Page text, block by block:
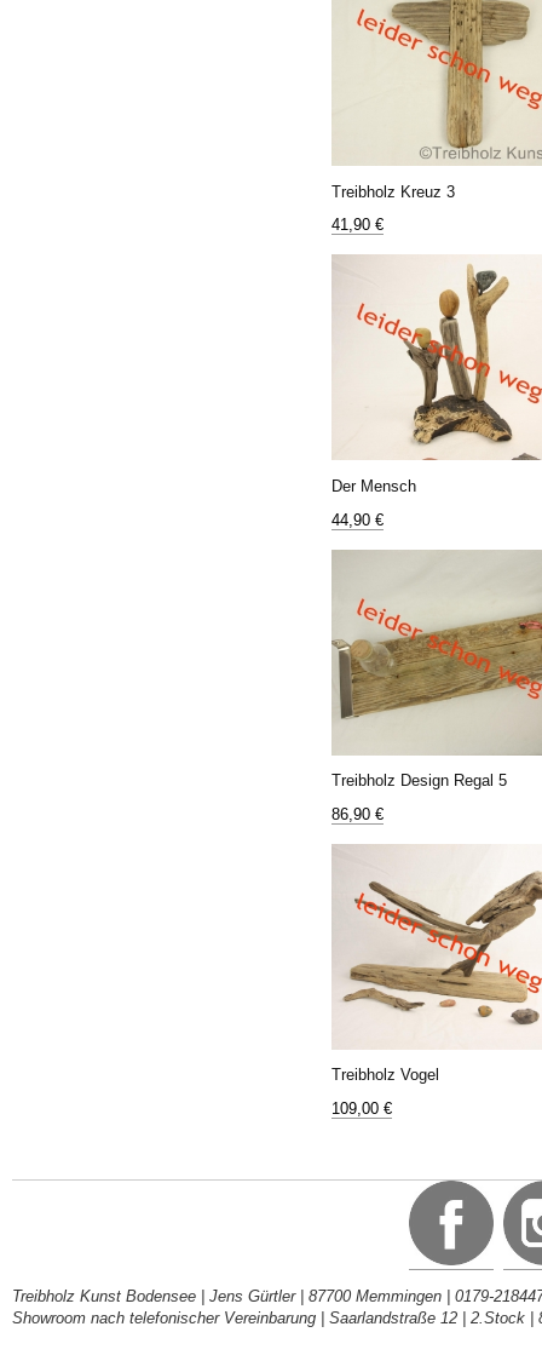
Treibholz Kreuz 3
41,90 €
Der Mensch
44,90 €
Treibholz Design Regal 5
86,90 €
Treibholz Vogel
109,00 €
Treibholz Kunst Bodensee | Jens Gürtler | 87700 Memmingen | 0179-
Showroom nach telefonischer Vereinbarung | Saarlandstraße 12 | 2.Stock |